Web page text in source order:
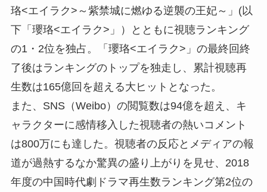
珞<エイラク>～紫禁城に燃ゆる逆襲の王妃～」(以
下「瓔珞<エイラク>」）とともに視聴ランキング
の1・2位を独占。「瓔珞<エイラク>」の最終回終
了後はランキングのトップを独走し、累計視聴再
生数は165億回を超える大ヒットとなった。
また、SNS（Weibo）の閲覧数は94億を超え、キ
ャラクターに感情移入した視聴者の熱いコメント
は800万にも達した。視聴者の反応とメディアの報
道が過熱するなか驚異の盛り上がりを見せ、2018
年度の中国時代劇ドラマ再生数ランキング第2位の